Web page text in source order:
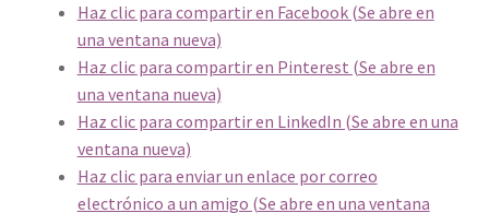
Haz clic para compartir en Facebook (Se abre en
una ventana nueva)
Haz clic para compartir en Pinterest (Se abre en
una ventana nueva)
Haz clic para compartir en LinkedIn (Se abre en una
ventana nueva)
Haz clic para enviar un enlace por correo
electrónico a un amigo (Se abre en una ventana